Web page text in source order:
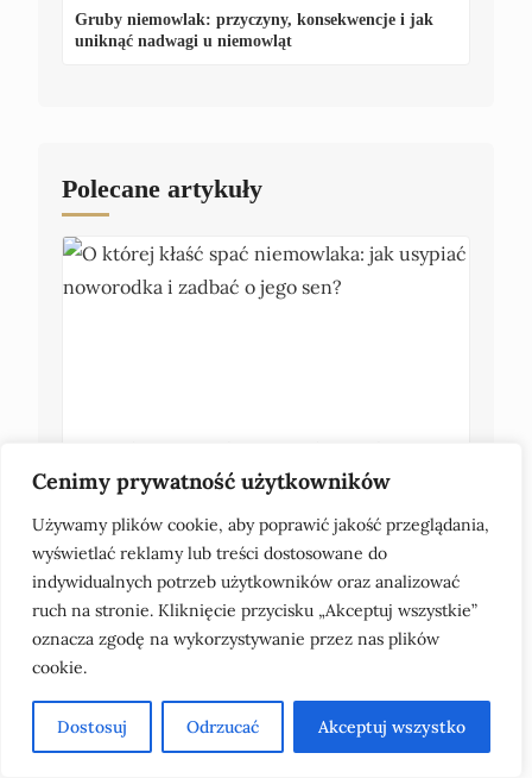
Cenimy prywatność użytkowników
Używamy plików cookie, aby poprawić jakość przeglądania,
wyświetlać reklamy lub treści dostosowane do
indywidualnych potrzeb użytkowników oraz analizować
ruch na stronie. Kliknięcie przycisku „Akceptuj wszystkie”
oznacza zgodę na wykorzystywanie przez nas plików
cookie.
Dostosuj Odrzucać Akceptuj wszystko
Gruby niemowlak: przyczyny, konsekwencje i jak
uniknąć nadwagi u niemowląt
Polecane artykuły
noworodka i zadbać o jego sen?
Od ilu lat można samemu jeździć pociągiem:
wszystko, co musisz wiedzieć?